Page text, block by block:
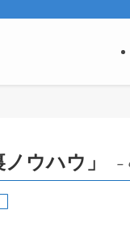
ウハウ」 –